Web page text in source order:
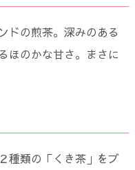
ドの煎茶。深みのある
ほのかな甘さ。まさに
種類の「くき茶」をブ